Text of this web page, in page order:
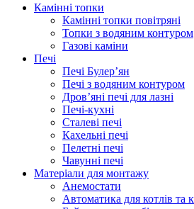
Камінні топки
Камінні топки повітряні
Топки з водяним контуром
Газові каміни
Печі
Печі Булер’ян
Печі з водяним контуром
Дров’яні печі для лазні
Печі-кухні
Сталеві печі
Кахельні печі
Пелетні печі
Чавунні печі
Матеріали для монтажу
Анемостати
Автоматика для котлів та